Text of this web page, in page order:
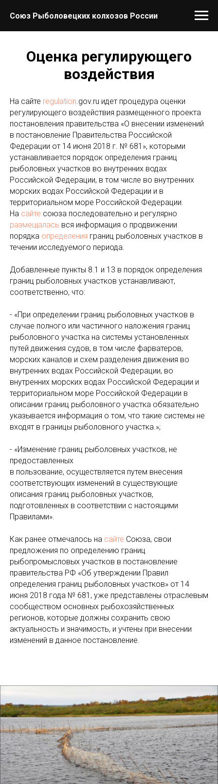
Союз Рыболовецких колхозов России
Оценка регулирующего
воздействия
На сайте regulation.gov.ru идет процедура оценки
регулирующего воздействия размещенного проекта
постановления правительства «О внесении изменений
в постановление Правительства Российской
Федерации от 14 июня 2018 г. № 681», которыми
устанавливается порядок определения границ
рыболовных участков во внутренних водах
Российской Федерации, в том числе во внутренних
морских водах Российской Федерации и в
территориальном море Российской Федерации.
На сайте союза последовательно и регулярно
размещалась вся информация о продвижении
порядка определения границ рыболовных участков в
течении исследуемого периода.
Добавленные пункты 8.1 и 13 в порядок определения
границ рыболовных участков устанавливают,
соответственно, что:
- «При определении границ рыболовных участков в
случае полного или частичного наложения границ
рыболовного участка на системы установленных
путей движения судов, в том числе фарватеров,
морских каналов и схем разделения движения во
внутренних водах Российской Федерации, во
внутренних морских водах Российской Федерации и
территориальном море Российской Федерации в
описании границ рыболовного участка обязательно
указывается информация о том, что такие системы не
входят в границы рыболовного участка.»;
- «Изменение границ рыболовных участков, не
предоставленных
‎в пользование, осуществляется путем внесения
соответствующих изменений в существующие
описания границ рыболовных участков,
подготовленных в соответствии с настоящими
Правилами».
Как ранее отмечалось на сайте Союза, свои
предложения по определению границ
рыбопромысловых участков в постановление
правительства РФ «Об утверждении Правил
определения границ рыболовных участков» от 14
июня 2018 года № 681, уже представлены отраслевым
сообществом основных рыбохозяйственных
регионов, которые должны сохранить свою
актуальность и значимость, и учтены при внесении
изменений в данное постановление.